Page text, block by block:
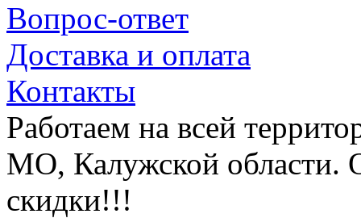
Вопрос-ответ
Доставка и оплата
Контакты
Работаем на всей
МО, Калужской области.
скидки!!!